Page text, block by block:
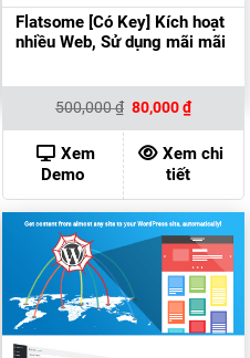
Flatsome [Có Key] Kích hoạt
nhiều Web, Sử dụng mãi mãi
500,000₫ Giá
gốc
là:
500,000 ₫.
80,000₫Giá
hiện
tại
là:
80,000
Xem
Demo
Xem chi
tiết